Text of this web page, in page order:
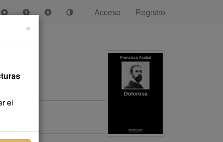
Acceso
Registro
×
el